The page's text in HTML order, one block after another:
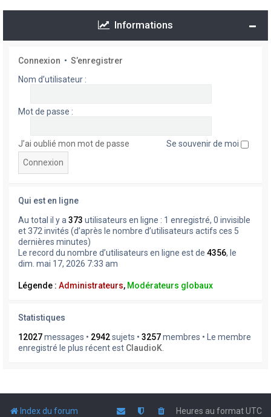
Informations
Connexion • S’enregistrer
Nom d’utilisateur :
Mot de passe :
J’ai oublié mon mot de passe Se souvenir de moi
Qui est en ligne
Au total il y a 373 utilisateurs en ligne : 1 enregistré, 0 invisible
et 372 invités (d’après le nombre d’utilisateurs actifs ces 5
dernières minutes)
Le record du nombre d’utilisateurs en ligne est de 4356, le
dim. mai 17, 2026 7:33 am
Légende : Administrateurs, Modérateurs globaux
Statistiques
12027messages • 2942sujets • 3257membres • Le membre
enregistré le plus récent est ClaudioK
Index du forum Heures au formatUTC